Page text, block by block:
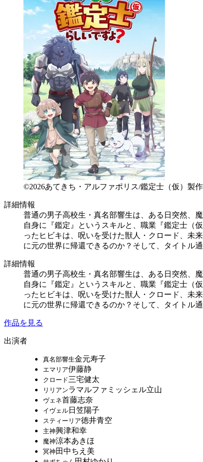
©2026あてきち・アルファポリス/鑑定士（仮）製
詳細情報
普通の男子高校生・真名部響生は、ある日突然、
自身に『鑑定』というスキルと、職業『鑑定士
ったヒビキは、呪いを受けた獣人・クロード、未
に元の世界に帰還できるのか？そして、タイトル
詳細情報
普通の男子高校生・真名部響生は、ある日突然、
自身に『鑑定』というスキルと、職業『鑑定士
ったヒビキは、呪いを受けた獣人・クロード、未
に元の世界に帰還できるのか？そして、タイトル
作品を見る
出演者
真名部響生金元寿子
エマリア伊藤静
クロード三宅健太
リリアンラマルファミッシェル立山
ヴェネ首藤志奈
イヴェル 日笠陽子
スティーリア徳井青空
主神興津和幸
魔神涼本あきほ
冥神田中ちえ美